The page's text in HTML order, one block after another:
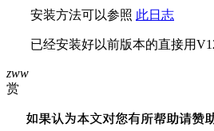
安装方法可以参照 此日志
已经安装好以前版本的直接用
zww
赏